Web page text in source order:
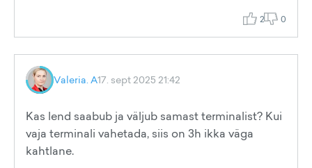
2 0
Valeria. A17. sept 2025 21:42
Kas lend saabub ja väljub samast terminalist? Kui
vaja terminali vahetada, siis on 3h ikka väga
kahtlane.